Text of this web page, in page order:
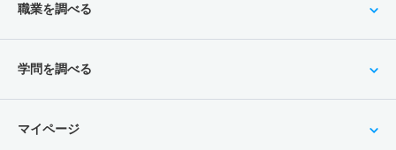
職業を調べる
学問を調べる
マイページ